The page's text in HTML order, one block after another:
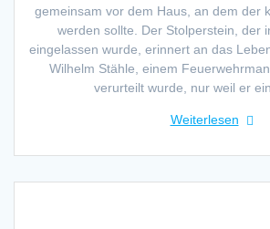
gemeinsam vor dem Haus, an dem der
werden sollte. Der Stolperstein, der
eingelassen wurde, erinnert an das
Wilhelm Stähle, einem
verurteilt wurde, nur weil er
Weiterlesen